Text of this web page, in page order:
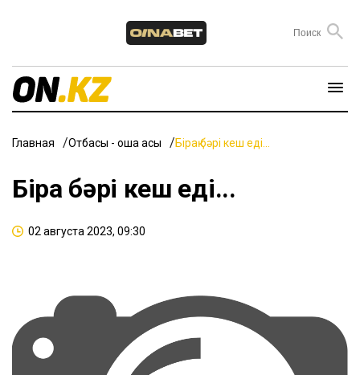
Главная Отбасы - ошақ қасы Бірақ бәрі кеш еді...
Бірақ бәрі кеш еді...
02 августа 2023, 09:30